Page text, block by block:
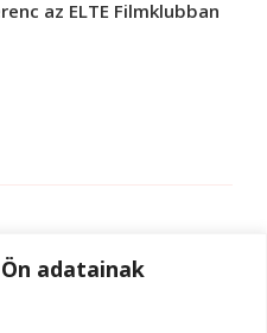
adatainak
az ELTE Filmklubban